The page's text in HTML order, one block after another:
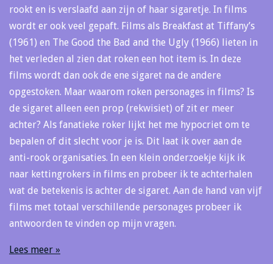
rookt en is verslaafd aan zijn of haar sigaretje. In films
wordt er ook veel gepaft. Films als Breakfast at Tiffany’s
(1961) en The Good the Bad and the Ugly (1966) lieten in
het verleden al zien dat roken een hot item is. In deze
films wordt dan ook de ene sigaret na de andere
opgestoken. Maar waarom roken personages in films? Is
de sigaret alleen een prop (rekwisiet) of zit er meer
achter? Als fanatieke roker lijkt het me hypocriet om te
bepalen of dit slecht voor je is. Dit laat ik over aan de
anti-rook organisaties. In een klein onderzoekje kijk ik
naar kettingrokers in films en probeer ik te achterhalen
wat de betekenis is achter de sigaret. Aan de hand van vijf
films met totaal verschillende personages probeer ik
antwoorden te vinden op mijn vragen.
Lees meer »